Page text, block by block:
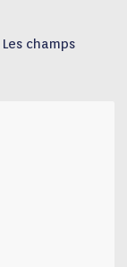
Les champs